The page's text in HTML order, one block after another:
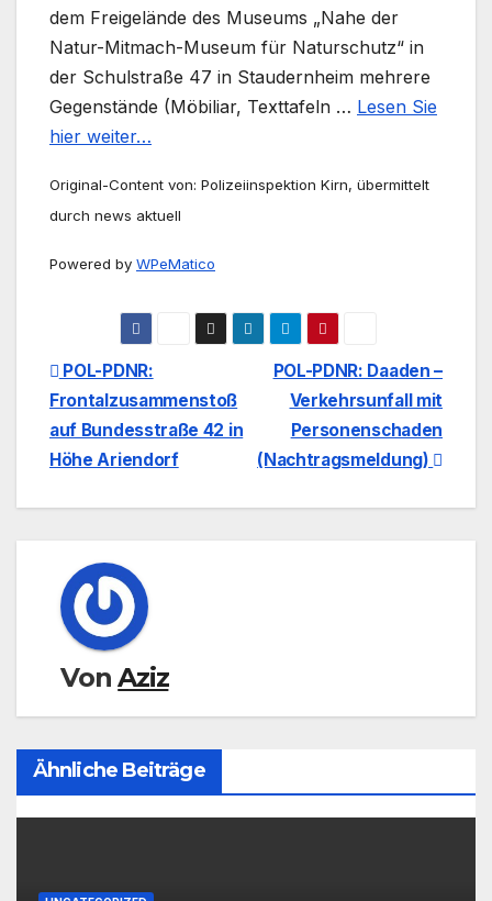
dem Freigelände des Museums „Nahe der
Natur-Mitmach-Museum für Naturschutz“ in
der Schulstraße 47 in Staudernheim mehrere
Gegenstände (Möbiliar, Texttafeln … Lesen Sie
hier weiter…
Original-Content von: Polizeiinspektion Kirn, übermittelt
durch news aktuell
Powered by WPeMatico
Beitrags-
Navigation
POL-PDNR: Daaden –
Verkehrsunfall mit
Personenschaden
(Nachtragsmeldung)
POL-PDNR:
Frontalzusammenstoß
auf Bundesstraße 42 in
Höhe Ariendorf
VonAziz
Ähnliche Beiträge